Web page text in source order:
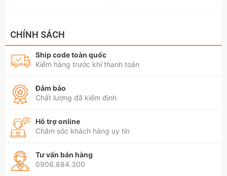
CHÍNH SÁCH
Ship code toàn quốc
Kiểm hàng trước khi thanh toán
Đảm bảo
Chất lượng đã kiểm định
Hỗ trợ online
Chăm sóc khách hàng uy tín
Tư vấn bán hàng
0906.884.300